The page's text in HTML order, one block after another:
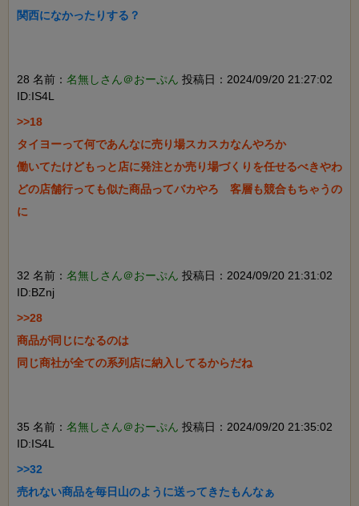
関西になかったりする？
28 名前： 名無しさん＠おーぷん 投稿日：2024/09/20 21:27:02
ID:IS4L
>>18
タイヨーって何であんなに売り場スカスカなんやろか
働いてたけどもっと店に発注とか売り場づくりを任せるべきやわ
どの店舗行っても似た商品ってバカやろ　客層も競合もちゃうの
に
32 名前： 名無しさん＠おーぷん 投稿日：2024/09/20 21:31:02
ID:BZnj
>>28
商品が同じになるのは
同じ商社が全ての系列店に納入してるからだね
35 名前： 名無しさん＠おーぷん 投稿日：2024/09/20 21:35:02
ID:IS4L
>>32
売れない商品を毎日山のように送ってきたもんなぁ